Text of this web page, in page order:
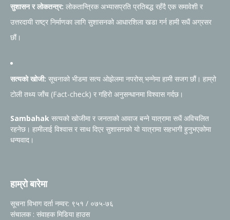
सुशासन र लोकतन्त्र: लोकतान्त्रिक अभ्यासप्रति प्रतिबद्ध रहँदै एक समावेशी र
उत्तरदायी राष्ट्र निर्माणका लागि सुशासनको आधारशिला खडा गर्न हामी सधैं अग्रसर
छौं।
सत्यको खोजी: सूचनाको भीडमा सत्य ओझेलमा नपरोस् भन्नेमा हामी सजग छौं। हाम्रो
टोली तथ्य जाँच (Fact-check) र गहिरो अनुसन्धानमा विश्वास गर्दछ।
Sambahak सत्यको खोजीमा र जनताको आवाज बन्ने यात्रामा सधैं अविचलित
रहनेछ। हामीलाई विश्वास र साथ दिएर सुशासनको यो यात्रामा सहभागी हुनुभएकोमा
धन्यवाद।
हाम्रो बारेमा
सूचना विभाग दर्ता नम्वर: ९५१ / ०७५-७६
संचालक : संवाहक मिडिया हाउस